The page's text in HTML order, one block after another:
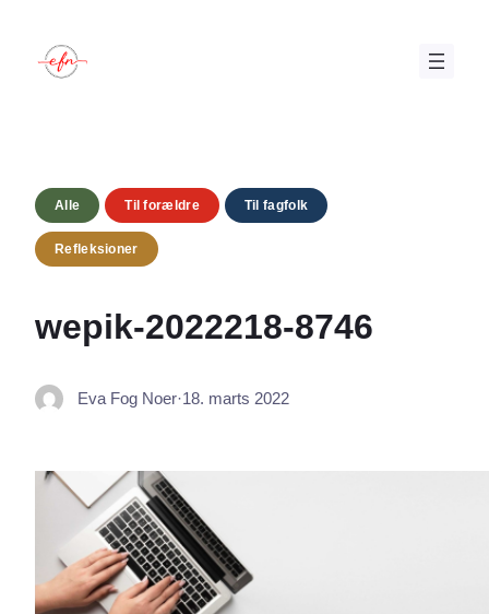
indhold
Alle Til forældre Til fagfolk
Refleksioner
wepik-2022218-8746
Eva Fog Noer·18. marts 2022